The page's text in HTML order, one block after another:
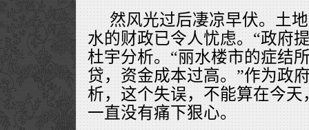
然风光过后凄凉早伏。土
水的财政已令人忧虑。“政府
杜宇分析。“丽水楼市的症结
贷，资金成本过高。”作为政
析，这个失误，不能算在今
一直没有痛下狠心。